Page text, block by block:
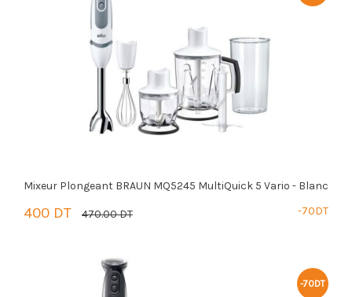
Mixeur Plongeant BRAUN MQ5245 MultiQuick 5 Vario - Blanc
400 DT 470.00 DT -70DT
PANIER
-70DT